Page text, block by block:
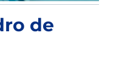
de